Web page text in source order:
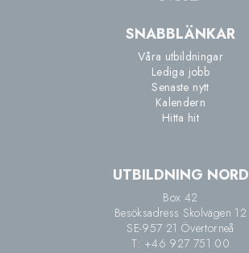
SNABBLÄNKAR
Våra utbildningar
Lediga jobb
Senaste nytt
Kalendern
Hitta hit
UTBILDNING NORD
Box 42
Besöksadress Skolvägen 12
SE-957 21 Övertorneå
T: +46 927 751 00